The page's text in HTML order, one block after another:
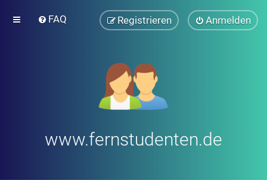
FAQ Anmelden
Registrieren
www.fernstudenten.de